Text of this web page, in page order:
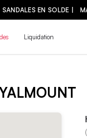
SANDALES EN SOLDE |
Liquidation